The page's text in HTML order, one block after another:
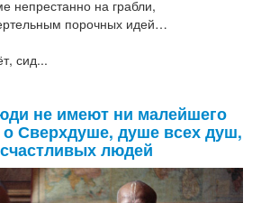
непрестанно на грабли,
порочных идей…
сид...
не имеют ни малейшего
о Сверхдуше, душе всех душ,
людей